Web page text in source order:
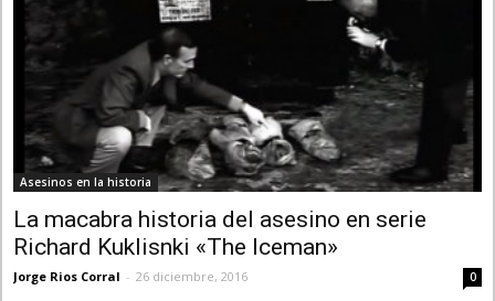
Asesinos en la historia
La macabra historia del asesino en serie
Richard Kuklisnki «The Iceman»
Jorge Rios Corral - 26 diciembre, 2016 0